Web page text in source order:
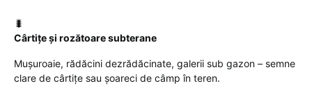
🐛
Cârtițe și rozătoare subterane
Mușuroaie, rădăcini dezrădăcinate, galerii sub gazon – semne
clare de cârtițe sau șoareci de câmp în teren.